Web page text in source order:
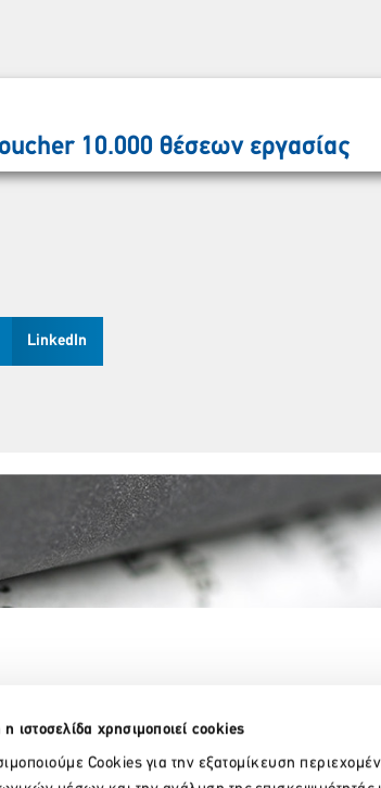
ιστοσελίδα χρησιμοποιεί cookies
Cookies για την εξατομίκευση
10.000 θέσεων εργασίας
LinkedIn